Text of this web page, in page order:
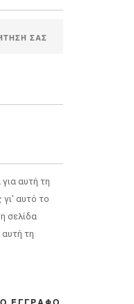
αυτή τη
γι' αυτό το
σελίδα
αυτή τη